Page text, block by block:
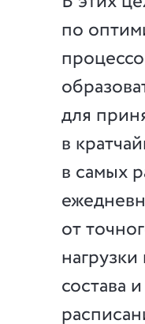
по
для
в
в самых
от
состава